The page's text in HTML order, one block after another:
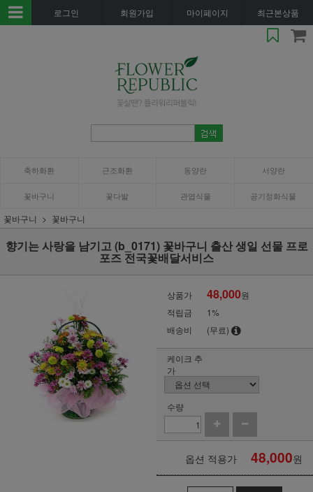
로그인 회원가입 마이페이지 최근본상품
축하화환 근조화환 동양란 서양란
꽃바구니 꽃다발 관엽식물 공기정화식물
꽃바구니 꽃바구니
향기는 사랑을 남기고 (b_0171) 꽃바구니 출산 생일 선물 프로
포즈 전국꽃배달서비스
상품가 48,000원
적립금
1%
배송비
(무료)
케이크 추
가
수량
옵션 적용가 48,000원